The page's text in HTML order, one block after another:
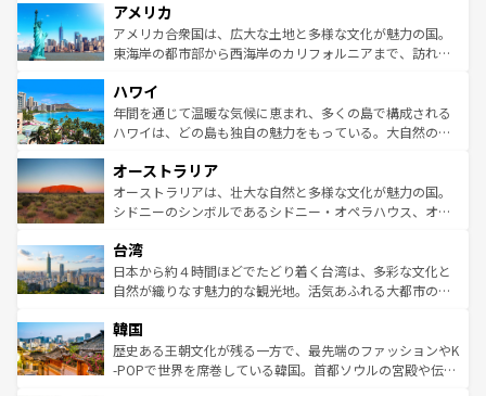
ンツ一覧を参照してほしい。
の建物がそのまま残る町や、スイスならではのユニークな
博物館もあり、アルプス観光だけでなく町歩きも満喫する
ことができる。国民の所得が高いため物価も高いが、旅行
ば市内交通費無料で観光を楽しむこともできる。 なお、新
着のスイス情報はコンテンツ一覧 を参照してほしい。
アメリカ
アメリカ合衆国は、広大な土地と多様な文化が魅力の国。
東海岸の都市部から西海岸のカリフォルニアまで、訪れる
のような巨大都市は、観光、ショッピング、エンターテイ
ンメントが詰まった刺激的なスポットだ。一方、アメリカ
西部には大自然が広がり、グランドキャニオンやイエロー
部のニューオーリンズでは、音楽と美食が融合した独特の
文化が魅力。旅行者はアメリカの各地域で異なる魅力を楽
しみながら、その多様性と豊かな歴史を感じることができ
ならではの贅沢な旅のスタイルだ。 なお、新着のアメリカ
情報はコンテンツ一覧を参照してほしい。
ハワイ
年間を通じて温暖な気候に恵まれ、多くの島で構成される
ハワイは、どの島も独自の魅力をもっている。大自然の神
ワイ島は見逃せない。また、定番の観光地といえばオアフ
島だが、静かな自然を求めるならマウイ島やカウアイ島が
おすすめ。エメラルドグリーンに輝く海をはじめ、豊かな
れるおもてなしの心で訪れる人々を迎えてくれるハワイの
人々、おいしいローカルフードやハワイアンミュージッ
ク、伝統的なフラダンスなど、すべてがハワイの魅力を彩
ワイを、存分に味わってほしい。 なお、新着のハワイ情報
はコンテンツ一覧を参照してほしい。
オーストラリア
オーストラリアは、壮大な自然と多様な文化が魅力の国。
シドニーのシンボルであるシドニー・オペラハウス、オー
リアリーフや大陸中央部にそびえるウルル（エアーズロッ
ク）、タスマニアの美しい原生林やケアンズの熱帯雨林な
ど、見どころがたくさん。また、カフェやワイン、オージ
いる。アクティビティも充実しており、サーフィンやダイ
ビング、ハイキングなど、アウトドア好きにはたまらな
い。オーストラリアの多彩な魅力を存分に味わいつくそ
台湾
日本から約４時間ほどでたどり着く台湾は、多彩な文化と
自然が織りなす魅力的な観光地。活気あふれる大都市の台
ン）、静ひつな山岳地帯である台湾東部など、都市の喧騒
と山間の静けさが共存しており、訪れる人に新しい発見と
驚きをもたらしてくれる。また、奥深い台湾の食文化も魅
韓国
歴史ある王朝文化が残る一方で、最先端のファッションやK
-POPで世界を席巻している韓国。首都ソウルの宮殿や伝統